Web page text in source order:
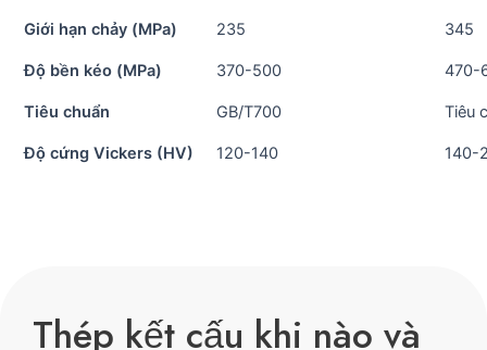
Giới hạn chảy (MPa) 235 345
Độ bền kéo (MPa) 370-500 470-
Tiêu chuẩn GB/T700 Tiêu
Độ cứng Vickers (HV) 120-140 140-
Thép kết cấu khi nào và